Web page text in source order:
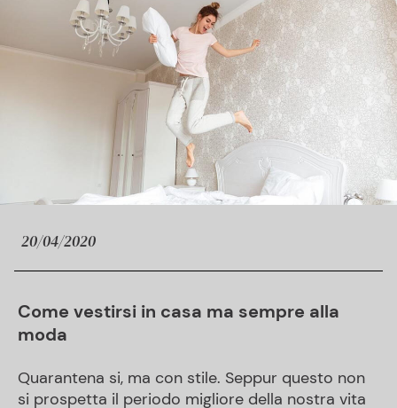
20/04/2020
Come vestirsi in casa ma sempre alla
moda
Quarantena si, ma con stile. Seppur questo non
si prospetta il periodo migliore della nostra vita